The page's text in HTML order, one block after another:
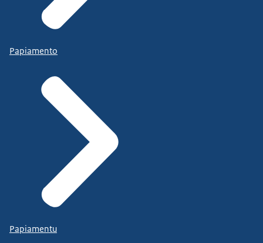
Papiamento
Papiamentu